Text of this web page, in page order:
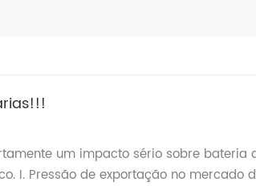
um impacto sério sobre